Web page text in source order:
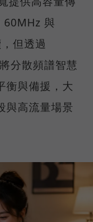
60MHz 與
但透過
分散頻譜智慧
衡與備援，大
與高流量場景